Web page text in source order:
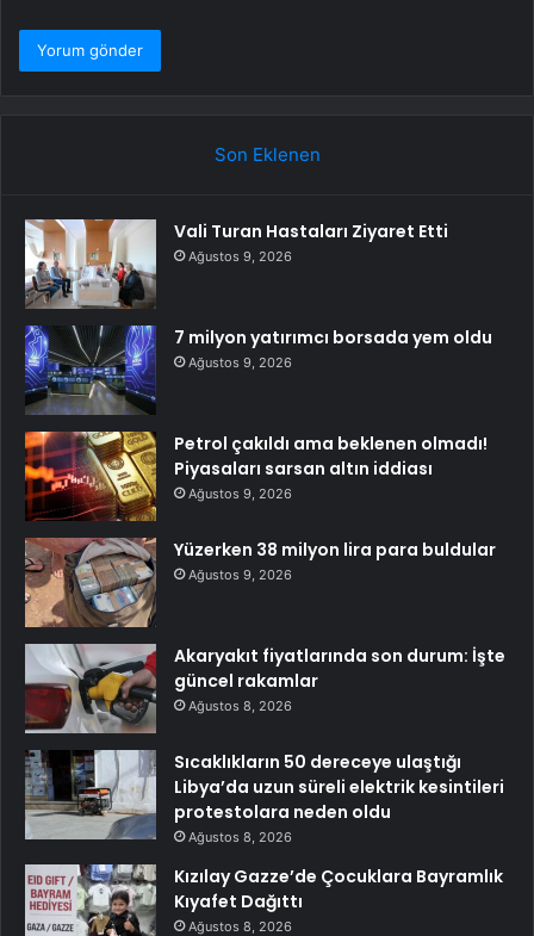
Son Eklenen
Vali Turan Hastaları Ziyaret Etti
Ağustos 9, 2026
7 milyon yatırımcı borsada yem oldu
Ağustos 9, 2026
Petrol çakıldı ama beklenen olmadı!
Piyasaları sarsan altın iddiası
Ağustos 9, 2026
Yüzerken 38 milyon lira para buldular
Ağustos 9, 2026
Akaryakıt fiyatlarında son durum: İşte
güncel rakamlar
Ağustos 8, 2026
Sıcaklıkların 50 dereceye ulaştığı
Libya’da uzun süreli elektrik kesintileri
protestolara neden oldu
Ağustos 8, 2026
Kızılay Gazze’de Çocuklara Bayramlık
Kıyafet Dağıttı
Ağustos 8, 2026